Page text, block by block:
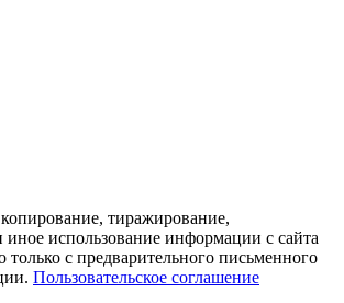
тиражирование,
иное использование информации с сайта
с предварительного письменного
Пользовательское соглашение